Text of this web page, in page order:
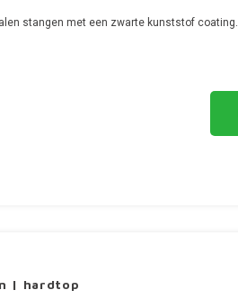
stangen met een zwarte kunststof coating.
| hardtop